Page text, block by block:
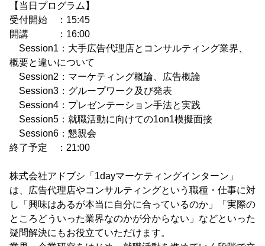
【当日プログラム】
受付開始 ：15:45
開講 ：16:00
Session1：大手広告代理店とコンサルティング業界、
概要と違いについて
Session2：マーケティング概論、広告概論
Session3：グループワーク及び発表
Session4：プレゼンテーション手法と実践
Session5：就職活動に向けての1on1模擬面接
Session6：懇親会
終了予定 ：21:00
株式会社アドブシ「1dayマーケティングインターン」
は、広告代理店やコンサルティングという職種・仕事に対
し「興味はあるが本当に自分に合っているのか」「実際の
ところどういった業界なのかが分からない」などといった
疑問解決にもお役立ていただけます。